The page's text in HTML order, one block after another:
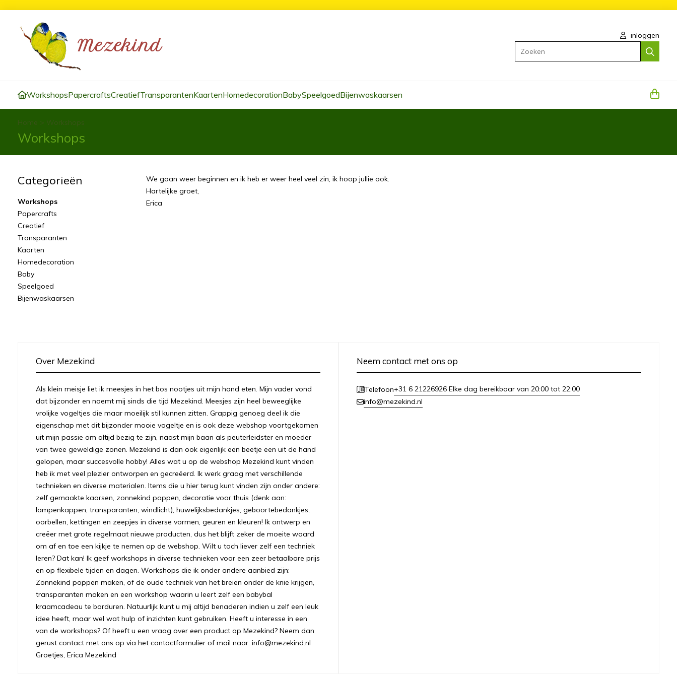
inloggen
Zoeken
WorkshopsPapercraftsCreatiefTransparantenKaartenHomedecorationBabySpeelgoedBijenwaskaarsen
Home Workshops
Workshops
Categorieën
Workshops
Papercrafts
Creatief
Transparanten
Kaarten
Homedecoration
Baby
Speelgoed
Bijenwaskaarsen
We gaan weer beginnen en ik heb er weer heel veel zin, ik hoop jullie ook.
Hartelijke groet,
Erica
Over Mezekind
Als klein meisje liet ik meesjes in het bos nootjes uit mijn hand eten. Mijn vader vond
dat bijzonder en noemt mij sinds die tijd Mezekind. Meesjes zijn heel beweeglijke
vrolijke vogeltjes die maar moeilijk stil kunnen zitten. Grappig genoeg deel ik die
eigenschap met dit bijzonder mooie vogeltje en is ook deze webshop voortgekomen
uit mijn passie om altijd bezig te zijn, naast mijn baan als peuterleidster en moeder
van twee geweldige zonen. Mezekind is dan ook eigenlijk een beetje een uit de hand
gelopen, maar succesvolle hobby! Alles wat u op de webshop Mezekind kunt vinden
heb ik met veel plezier ontworpen en gecreëerd. Ik werk graag met verschillende
technieken en diverse materialen. Items die u hier terug kunt vinden zijn onder andere:
zelf gemaakte kaarsen, zonnekind poppen, decoratie voor thuis (denk aan:
lampenkappen, transparanten, windlicht), huwelijksbedankjes, geboortebedankjes,
oorbellen, kettingen en zeepjes in diverse vormen, geuren en kleuren! Ik ontwerp en
creëer met grote regelmaat nieuwe producten, dus het blijft zeker de moeite waard
om af en toe een kijkje te nemen op de webshop. Wilt u toch liever zelf een techniek
leren? Dat kan! Ik geef workshops in diverse technieken voor een zeer betaalbare prijs
en op flexibele tijden en dagen. Workshops die ik onder andere aanbied zijn:
Zonnekind poppen maken, of de oude techniek van het breien onder de knie krijgen,
transparanten maken en een workshop waarin u leert zelf een babybal
kraamcadeau te borduren. Natuurlijk kunt u mij altijd benaderen indien u zelf een leuk
idee heeft, maar wel wat hulp of inzichten kunt gebruiken. Heeft u interesse in een
van de workshops? Of heeft u een vraag over een product op Mezekind? Neem dan
gerust contact met ons op via het contactformulier of mail naar: info@mezekind.nl
Groetjes, Erica Mezekind
Neem contact met ons op
Telefoon+31 6 21226926 Elke dag bereikbaar van 20:00 tot 22:00
info@mezekind.nl